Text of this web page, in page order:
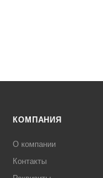
КОМПАНИЯ
О компании
Контакты